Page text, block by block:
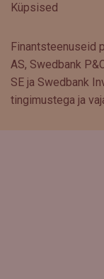
Küpsised
Finantsteenuseid
AS, Swedbank
SE ja Swedbank
tingimustega ja